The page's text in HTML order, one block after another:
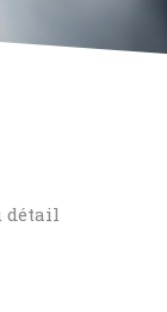
détail